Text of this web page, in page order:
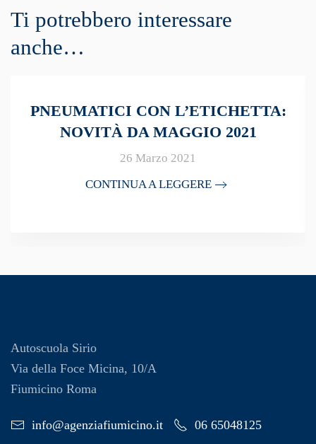
Ti potrebbero interessare
anche…
PNEUMATICI CON L’ETICHETTA:
NOVITÀ DA MAGGIO 2021
26 Marzo 2021
CONTINUA A LEGGERE
Autoscuola Sirio
Via della Foce Micina, 10/A
Fiumicino Roma
info@agenziafiumicino.it 06 65048125